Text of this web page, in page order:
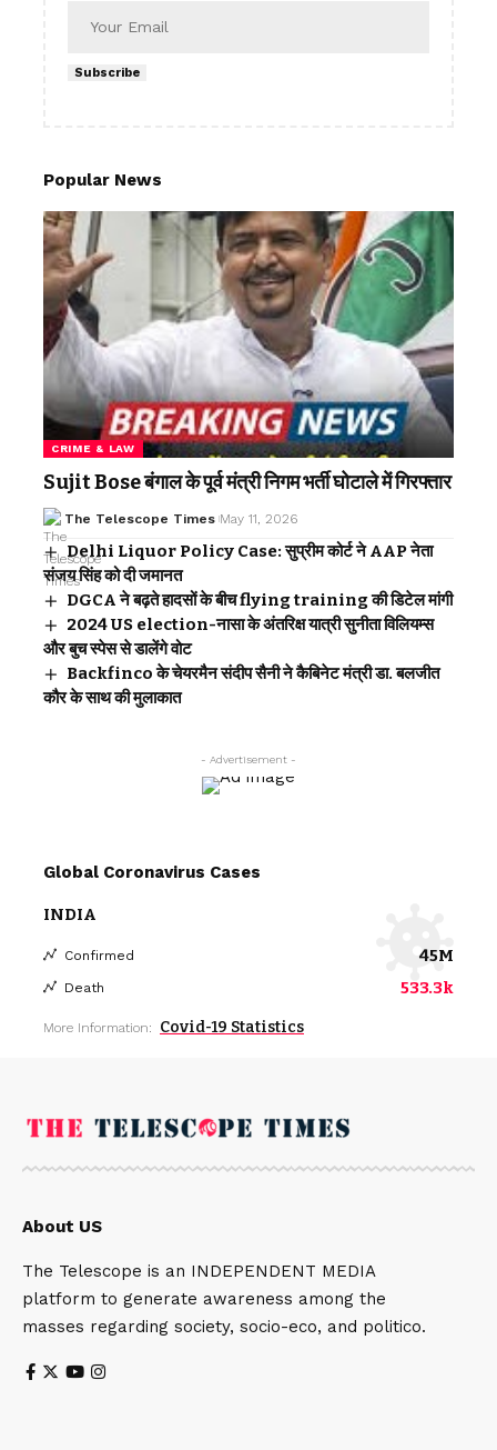
Subscribe
Popular News
CRIME & LAW
Sujit Bose बंगाल के पूर्व मंत्री निगम भर्ती घोटाले में गिरफ्तार
The Telescope Times May 11, 2026
Delhi Liquor Policy Case: सुप्रीम कोर्ट ने AAP नेता
संजय सिंह को दी जमानत
DGCA ने बढ़ते हादसों के बीच flying training की डिटेल मांगी
2024 US election-नासा के अंतरिक्ष यात्री सुनीता विलियम्स
और बुच स्पेस से डालेंगे वोट
Backfinco के चेयरमैन संदीप सैनी ने कैबिनेट मंत्री डा. बलजीत
कौर के साथ की मुलाकात
- Advertisement -
Global Coronavirus Cases
INDIA
Confirmed 45M
Death 533.3k
More Information: Covid-19 Statistics
About US
The Telescope is an INDEPENDENT MEDIA
platform to generate awareness among the
masses regarding society, socio-eco, and politico.